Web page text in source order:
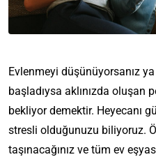
Evlenmeyi düşünüyorsanız ya
başladıysa aklınızda oluşan
bekliyor demektir. Heyecanı
stresli olduğunuzu biliyoruz.
taşınacağınız ve tüm ev